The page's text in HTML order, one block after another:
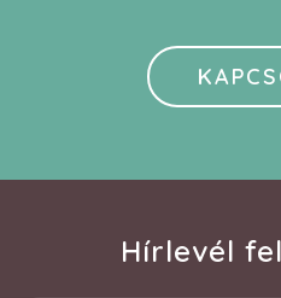
Hírlevél